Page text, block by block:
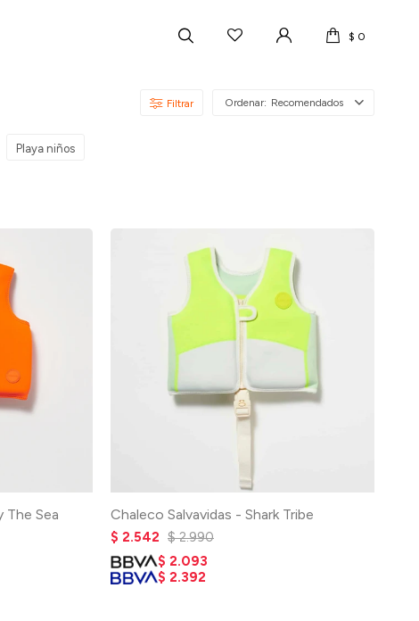
$ 0
Recomendados
Playa niños
The Sea
Chaleco Salvavidas - Shark Tribe
$ 2.542 $ 2.990
$ 2.093
$ 2.392